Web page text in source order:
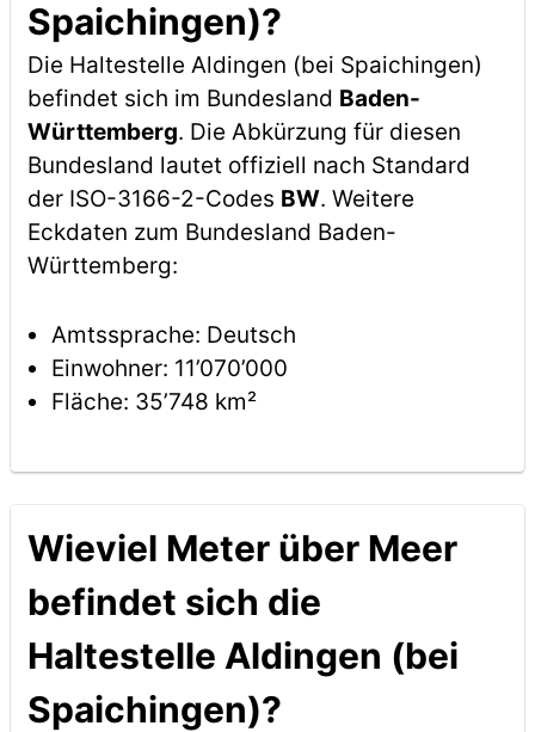
Spaichingen)?
Die Haltestelle Aldingen (bei Spaichingen)
befindet sich im Bundesland Baden-
Württemberg. Die Abkürzung für diesen
Bundesland lautet offiziell nach Standard
der ISO-3166-2-Codes BW. Weitere
Eckdaten zum Bundesland Baden-
Württemberg:
Amtssprache: Deutsch
Einwohner: 11’070’000
Fläche: 35’748 km²
Wieviel Meter über Meer
befindet sich die
Haltestelle Aldingen (bei
Spaichingen)?